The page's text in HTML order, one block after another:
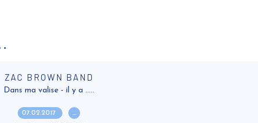
ZAC BROWN BAND
Dans ma valise - il y a .....
07.02.2017 …